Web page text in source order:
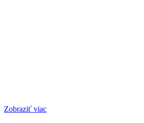
Zobraziť viac